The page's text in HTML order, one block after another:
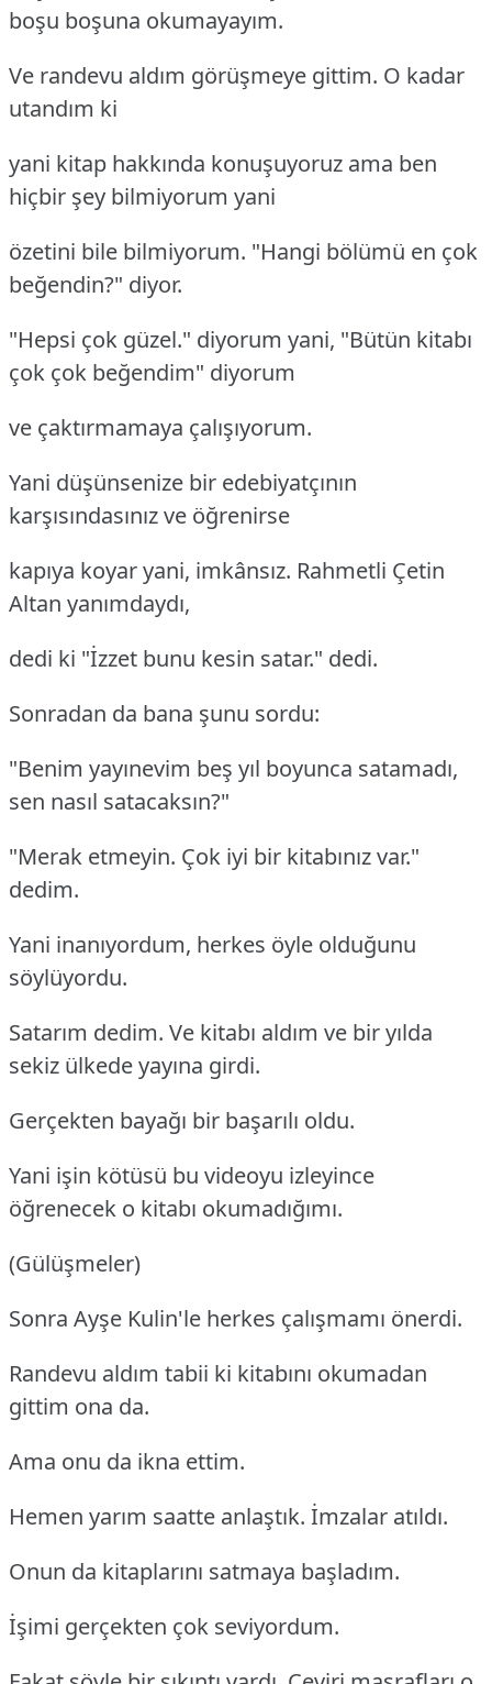
boşu boşuna okumayayım.
Ve randevu aldım görüşmeye gittim. O kadar
utandım ki
yani kitap hakkında konuşuyoruz ama ben
hiçbir şey bilmiyorum yani
özetini bile bilmiyorum. "Hangi bölümü en çok
beğendin?" diyor.
"Hepsi çok güzel." diyorum yani, "Bütün kitabı
çok çok beğendim" diyorum
ve çaktırmamaya çalışıyorum.
Yani düşünsenize bir edebiyatçının
karşısındasınız ve öğrenirse
kapıya koyar yani, imkânsız. Rahmetli Çetin
Altan yanımdaydı,
dedi ki "İzzet bunu kesin satar." dedi.
Sonradan da bana şunu sordu:
"Benim yayınevim beş yıl boyunca satamadı,
sen nasıl satacaksın?"
"Merak etmeyin. Çok iyi bir kitabınız var."
dedim.
Yani inanıyordum, herkes öyle olduğunu
söylüyordu.
Satarım dedim. Ve kitabı aldım ve bir yılda
sekiz ülkede yayına girdi.
Gerçekten bayağı bir başarılı oldu.
Yani işin kötüsü bu videoyu izleyince
öğrenecek o kitabı okumadığımı.
(Gülüşmeler)
Sonra Ayşe Kulin'le herkes çalışmamı önerdi.
Randevu aldım tabii ki kitabını okumadan
gittim ona da.
Ama onu da ikna ettim.
Hemen yarım saatte anlaştık. İmzalar atıldı.
Onun da kitaplarını satmaya başladım.
İşimi gerçekten çok seviyordum.